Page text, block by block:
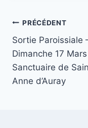
Navigation
de
l’article
PRÉCÉDENT
Sortie Paroissiale
Dimanche 17
Sanctuaire de
Anne d’Auray